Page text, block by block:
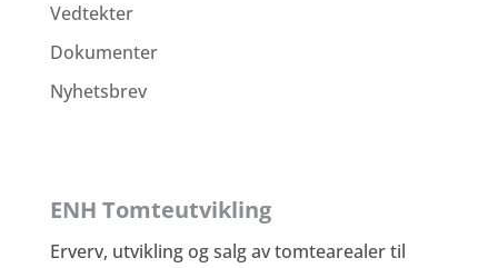
Vedtekter
Dokumenter
Nyhetsbrev
ENH Tomteutvikling
Erverv, utvikling og salg av tomtearealer til